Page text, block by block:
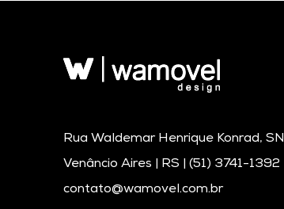
Rua Waldemar Henrique Konrad, SN
Venâncio Aires | RS | (51) 3741-1392
contato@wamovel.com.br